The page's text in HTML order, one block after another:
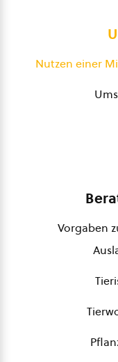
Nutzen einer
Vorgaben